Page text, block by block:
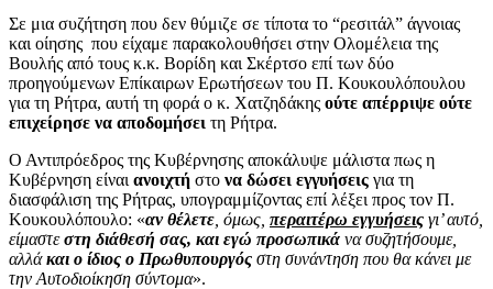
Σε μια συζήτηση που δεν θύμιζε σε τίποτα το “ρεσιτάλ” άγνοιας
και οίησης που είχαμε παρακολουθήσει στην Ολομέλεια της
Βουλής από τους κ.κ. Βορίδη και Σκέρτσο επί των δύο
προηγούμενων Επίκαιρων Ερωτήσεων του Π. Κουκουλόπουλου
για τη Ρήτρα, αυτή τη φορά ο κ. Χατζηδάκης ούτε απέρριψε ούτε
επιχείρησε να αποδομήσει τη Ρήτρα.
Ο Αντιπρόεδρος της Κυβέρνησης αποκάλυψε μάλιστα πως η
Κυβέρνηση είναι ανοιχτή στο να δώσει εγγυήσεις για τη
διασφάλιση της Ρήτρας, υπογραμμίζοντας επί λέξει προς τον Π.
Κουκουλόπουλο: «αν θέλετε , όμως, περαιτέρω εγγυήσεις γι’ αυτό,
είμαστεστη διάθεσή σας, και εγώ προσωπικά να συζητήσουμε,
αλλάκαι ο ίδιος ο Πρωθυπουργός στη συνάντηση που θα κάνει με
την Αυτοδιοίκηση σύντομα».